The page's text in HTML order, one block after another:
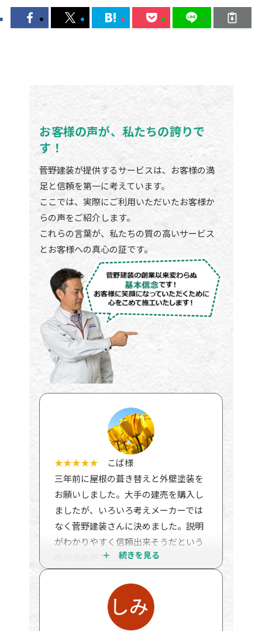
お客様の声が、私たちの誇りで
す！
菅野建装が提供するサービスは、お客様の満
足と信頼を第一に考えています。
ここでは、実際にご利用いただいたお客様か
らの声をご紹介します。
これらの言葉が、私たちの質の高いサービス
とお客様への真心の証です。
★★★★★ こば様
三年前に屋根の葺き替えと外壁塗装を
お願いしました。大手の建売を購入し
ましたが、いろいろ考えメーカーでは
なく菅野建装さんに決めました。説明
がわかりやすく信頼出来そうだという
のが決め手でした。
先日メーカーの方から保証を継続する
ため検査をしたいとのことで、検査を
していただくことになりました。
結果が出ましたので報告させてくださ